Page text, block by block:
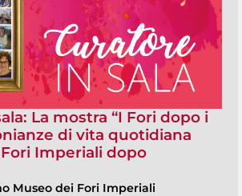
La mostra “I Fori dopo i
di vita quotidiana
Fori Imperiali dopo
Museo dei Fori Imperiali